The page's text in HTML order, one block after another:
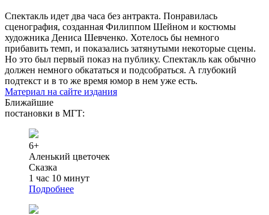
Спектакль идет два часа без антракта. Понравилась
сценография, созданная Филиппом Шейном и костюмы
художника Дениса Шевченко. Хотелось бы немного
прибавить темп, и показались затянутыми некоторые сцены.
Но это был первый показ на публику. Спектакль как обычно
должен немного обкататься и подсобраться. А глубокий
подтекст и в то же время юмор в нем уже есть.
Материал на сайте издания
Ближайшие
постановки в МГТ:
6+
Аленький цветочек
Сказка
1 час 10 минут
Подробнее